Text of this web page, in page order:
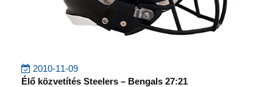
2010-11-09
Élő közvetítés Steelers – Bengals 27:21